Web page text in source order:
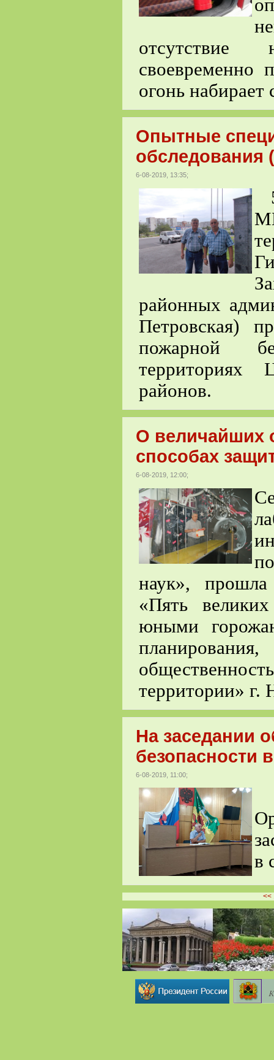
отсутствие
своевременно
огонь набирает
Опытные
обследования
6-08-2019, 13:35;
районных
Петровская)
пожарной
территориях
районов.
О величайших
способах
6-08-2019, 12:00;
наук», прошла
«Пять
юными
территории» г.
На заседании
безопасности
6-08-2019, 11:00;
в
<<